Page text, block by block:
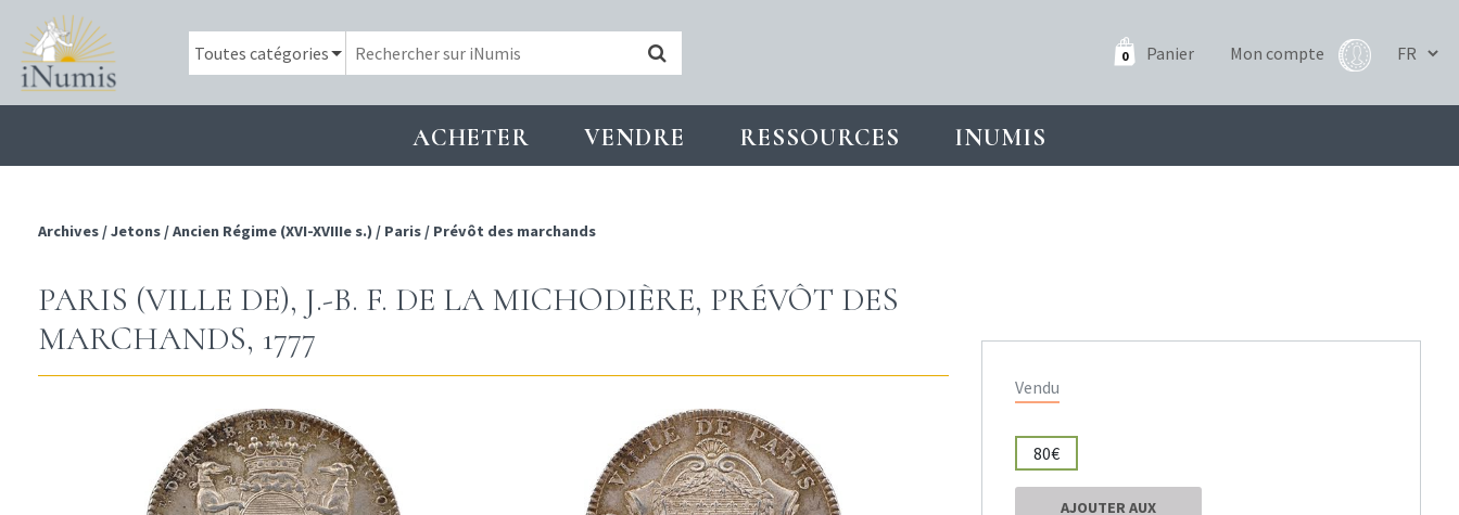
0 Panier Mon compte
ACHETER VENDRE RESSOURCES INUMIS
Archives /Jetons /Ancien Régime (XVI-XVIIIe s.) / Paris / Prévôt des marchands
PARIS (VILLE DE), J.-B. F. DE LA MICHODIÈRE, PRÉVÔT DES
MARCHANDS, 1777
Vendu
80€
AJOUTER AUX